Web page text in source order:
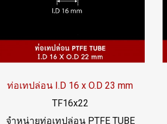
ท่อเทปล่อน I.D 16 x O.D 23 mm
TF16x22
จำหน่ายท่อเทปล่อน PTFE TUBE